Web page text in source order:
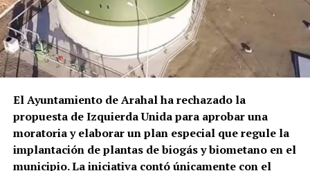
comienza una ocupación urbana
claramente documentada
El cambio resulta mucho más evidente a partir del
1817 unaumento de solicitudes de permisos para
construir en los «arquillos del Arco de la Rosa».
mismo año Rafael Gómez, alguacil ordinario y
portero del Ayuntamiento, ocupaba eltorreón de la
Puerta Real o de Osuna porque no podía costear el
Osuna.
El episodio no es un hecho completamente aislado.
Profesionales consultados por este medio vienen
alertando de repetidos episodios de amenazas,
comportamientos agresivos y situaciones
conflictivas en el centro de salud, algunos
relacionados, según estos testimonios, con personas
que llegan bajo los efectos de drogas.
El Ayuntamiento de Arahal ha rechazado la
propuesta de Izquierda Unida para aprobar una
moratoria y elaborar un plan especial que regule la
implantación de plantas de biogás y biometano en el
municipio. La iniciativa contó únicamente con el